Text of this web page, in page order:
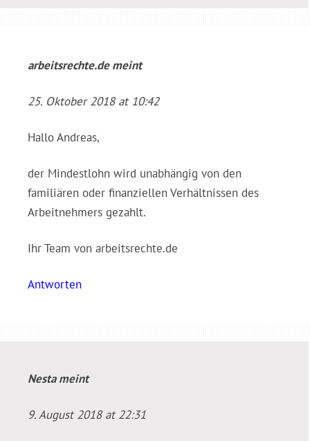
arbeitsrechte.demeint
25. Oktober 2018 at 10:42
Hallo Andreas,
der Mindestlohn wird unabhängig von den
familiären oder finanziellen Verhältnissen des
Arbeitnehmers gezahlt.
Ihr Team von arbeitsrechte.de
Antworten
Nestameint
9. August 2018 at 22:31